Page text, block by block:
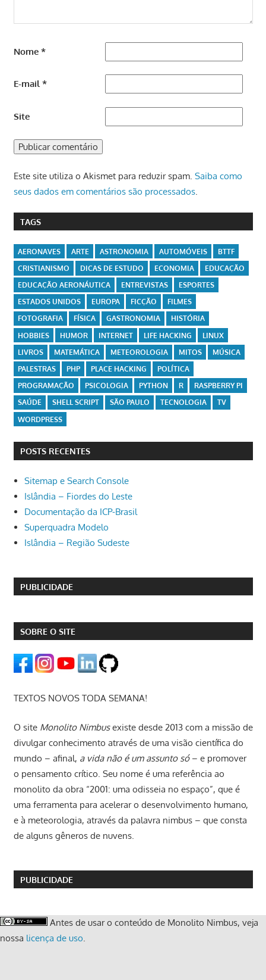
Nome *
E-mail*
Site
Este site utiliza o Akismet para reduzir spam. Saiba como
seus dados em comentários são processados.
TAGS
AERONAVES ARTE ASTRONOMIA AUTOMÓVEIS
BTTF
CRISTIANISMO
DICAS DE ESTUDO ECONOMIA
EDUCAÇÃO
EDUCAÇÃO AERONÁUTICA
ENTREVISTAS
ESPORTES
ESTADOS UNIDOS
EUROPA FICÇÃO
FILMES
FOTOGRAFIA
FÍSICA GASTRONOMIA
HISTÓRIA
HOBBIES
HUMOR INTERNET LIFE HACKING
LINUX
LIVROS
MATEMÁTICA METEOROLOGIA MITOS
MÚSICA
PALESTRAS
PHP PLACE HACKING
POLÍTICA
PROGRAMAÇÃO
PSICOLOGIA PYTHON R
RASPBERRY PI
SAÚDE
SHELL SCRIPT SÃO PAULO TECNOLOGIA
TV
WORDPRESS
POSTS RECENTES
Sitemap e Search Console
Islândia – Fiordes do Leste
Documentação da ICP-Brasil
Superquadra Modelo
Islândia – Região Sudeste
PUBLICIDADE
SOBRE O SITE
TEXTOS NOVOS TODA SEMANA!
O site Monolito Nimbusexiste desde 2013 com a missão de
divulgar conhecimento através de uma visão científica do
mundo – afinal, a vida não é um assunto só– e promover
o pensamento crítico. Seu nome é uma referência ao
monolito da obra “2001: uma odisseia no espaço”, que é
uma ferramenta para acelerar o desenvolvimento humano,
e à meteorologia, através da palavra nimbus – que consta
de alguns gêneros de nuvens.
PUBLICIDADE
Antes de usar o conteúdo de Monolito Nimbus, veja
nossa licença de uso.